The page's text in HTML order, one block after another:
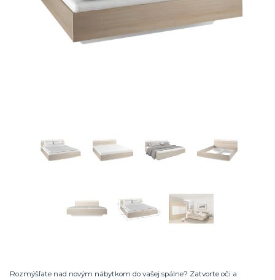
Rozmýšľate nad novým nábytkom do vašej spálne? Zatvorte oči a